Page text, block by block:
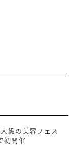
級の美容フェス
初開催